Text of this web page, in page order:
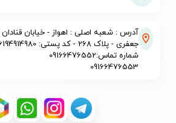
آدرس : شعبه اصلی : اهواز - خیابان قنادان
جعفری - پلاک 268 - کد پستی: 6194914980
شماره تماس:09166476552
09166476553